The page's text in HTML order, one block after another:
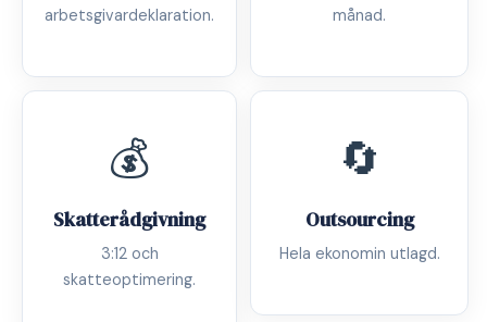
arbetsgivardeklaration.
månad.
💰
Skatterådgivning
3:12 och
skatteoptimering.
🔄
Outsourcing
Hela ekonomin utlagd.